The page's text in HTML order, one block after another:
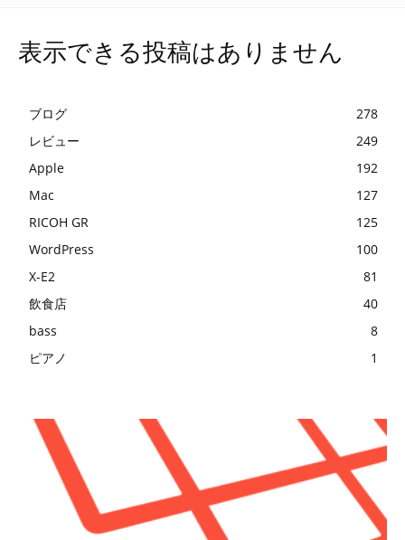
表示できる投稿はありません
ブログ
278
レビュー
249
Apple
192
Mac
127
RICOH GR
125
WordPress
100
X-E2
81
飲食店
40
bass
8
ピアノ
1